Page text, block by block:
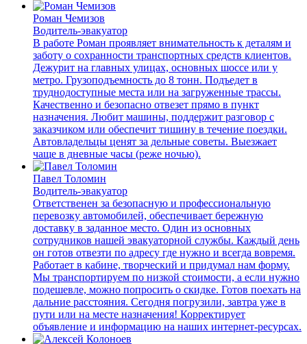
Роман Чемизов
Водитель-эвакуатор
В работе Роман проявляет внимательность к деталям и
заботу о сохранности транспортных средств клиентов.
Дежурит на главных улицах, основных шоссе или у
метро. Грузоподъемность до 8 тонн. Подъедет в
труднодоступные места или на загруженные трассы.
Качественно и безопасно отвезет прямо в пункт
назначения. Любит машины, поддержит разговор с
заказчиком или обеспечит тишину в течение поездки.
Автовладельцы ценят за дельные советы. Выезжает
чаще в дневные часы (реже ночью).
Павел Толомин
Водитель-эвакуатор
Ответственен за безопасную и профессиональную
перевозку автомобилей, обеспечивает бережную
доставку в заданное место. Один из основных
сотрудников нашей эвакуаторной службы. Каждый день
он готов отвезти по адресу где нужно и всегда вовремя.
Работает в кабине, творческий и придумал нам форму.
Мы транспортируем по низкой стоимости, а если нужно
подешевле, можно попросить о скидке. Готов поехать на
дальние расстояния. Сегодня погрузили, завтра уже в
пути или на месте назначения! Корректирует
объявление и информацию на наших интернет-ресурсах.